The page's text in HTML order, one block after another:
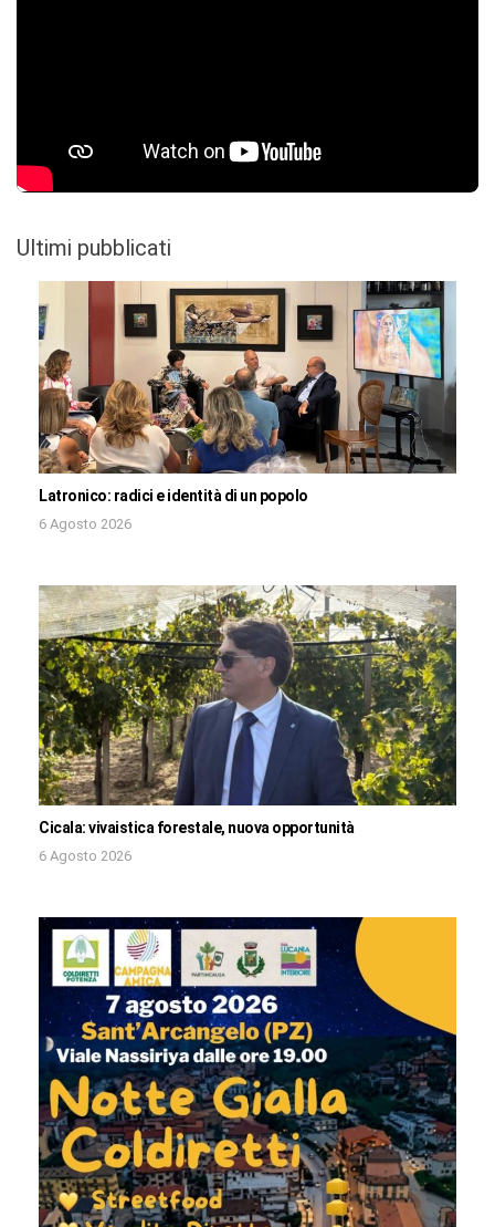
Ultimi pubblicati
Latronico: radici e identità di un popolo
6 Agosto 2026
Cicala: vivaistica forestale, nuova opportunità
6 Agosto 2026